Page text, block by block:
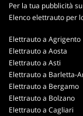
Per la tua pubblicità
Elenco elettrauto per
Elettrauto a Agrigento
Elettrauto a Aosta
Elettrauto a Asti
Elettrauto a Barletta-
Elettrauto a Bergamo
Elettrauto a Bolzano
Elettrauto a Cagliari